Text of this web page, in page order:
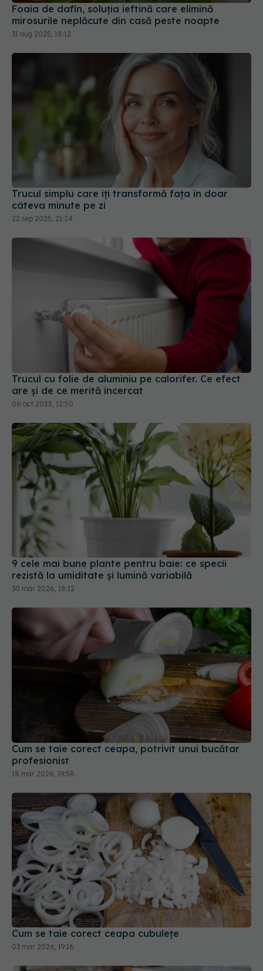
Trucul simplu care îți transformă fața în doar
câteva minute pe zi
22 sep 2025, 21:24
Trucul cu folie de aluminiu pe calorifer. Ce efect
are și de ce merită încercat
9 cele mai bune plante pentru baie: ce specii
rezistă la umiditate și lumină variabilă
30 mar 2026, 18:12
Cum se taie corect ceapa, potrivit unui bucătar
Cum se taie corect ceapa cubulețe
03 mar 2026, 19:16